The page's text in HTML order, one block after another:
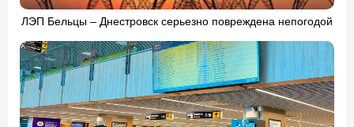
ЛЭП Бельцы – Днестровск серьезно повреждена непогодой